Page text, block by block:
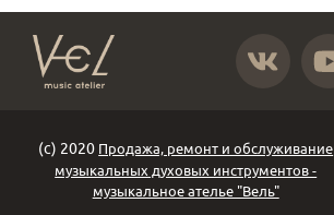
(с) 2020 Продажа, ремонт и обслуживание
музыкальных духовых инструментов -
музыкальное ателье "Вель"